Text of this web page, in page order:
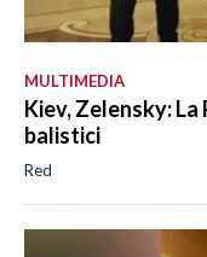
MULTIMEDIA
Kiev, Zelensky: La
balistici
Red